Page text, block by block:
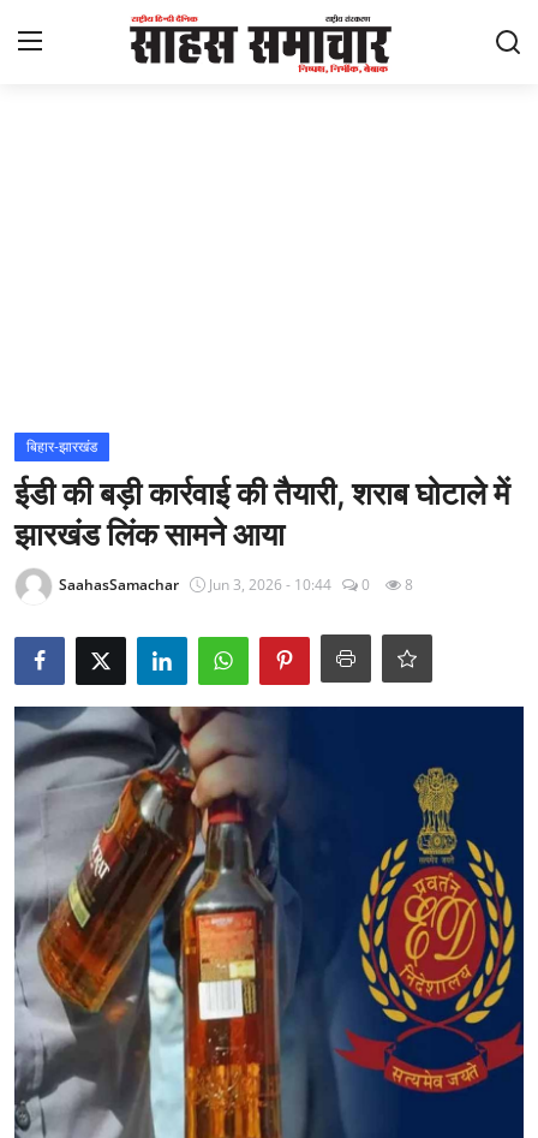
राज्य
अंतराष्ट्रीय
राजनीति
Epaper
धर्म
लाइफस्टाइल
बिहार-झारखंड
ईडी की बड़ी कार्रवाई की तैयारी, शराब घोटाले में
झारखंड लिंक सामने आया
SaahasSamachar Jun 3, 2026 - 10:44 0 8